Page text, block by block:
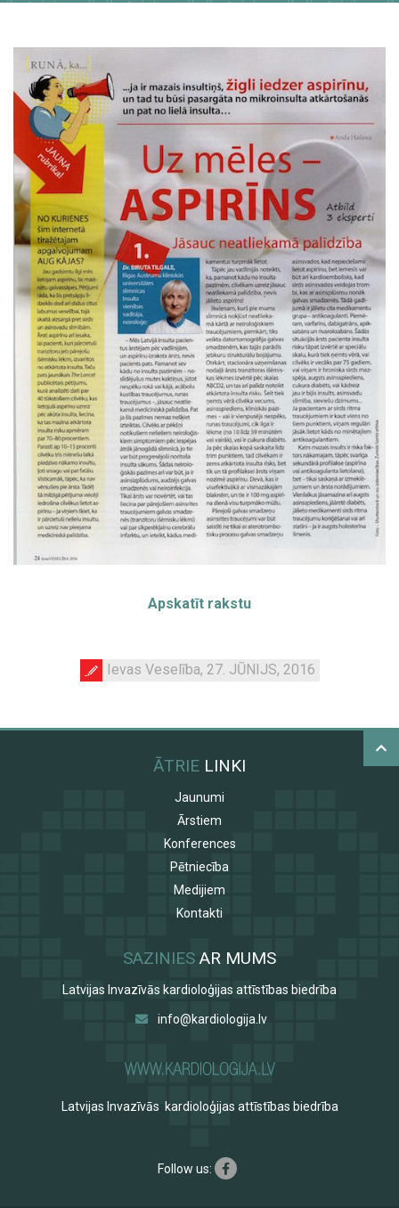
Apskatīt rakstu
Ievas Veselība, 27. JŪNIJS, 2016
ĀTRIE LINKI
Jaunumi
Ārstiem
Konferences
Pētniecība
Medijiem
Kontakti
SAZINIES AR MUMS
Latvijas Invazīvās kardioloģijas attīstības biedrība
info@kardiologija.lv
Latvijas Invazīvās kardioloģijas attīstības biedrība
Follow us: